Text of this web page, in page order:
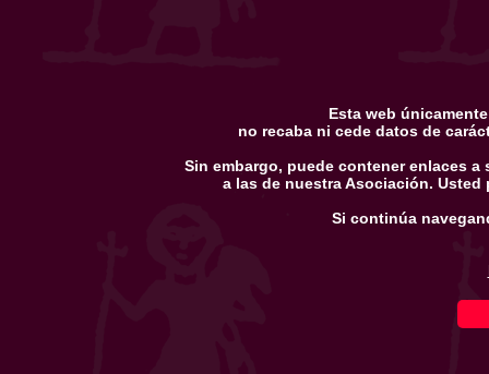
Esta web
no recaba ni cede datos de
Sin embargo, puede contener enlaces
a las de nuestra Asociación.
Si continúa